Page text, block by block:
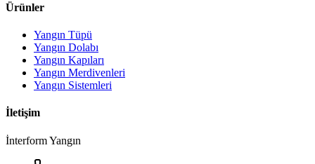
Ürünler
Yangın Tüpü
Yangın Dolabı
Yangın Kapıları
Yangın Merdivenleri
Yangın Sistemleri
İletişim
İnterform Yangın